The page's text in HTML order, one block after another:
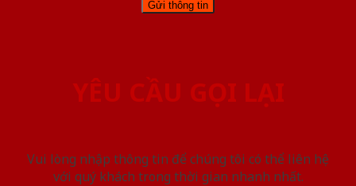
YÊU CẦU GỌI LẠI
Vui lòng nhập thông tin để chúng tôi có thể liên hệ
với quý khách trong thời gian nhanh nhất.